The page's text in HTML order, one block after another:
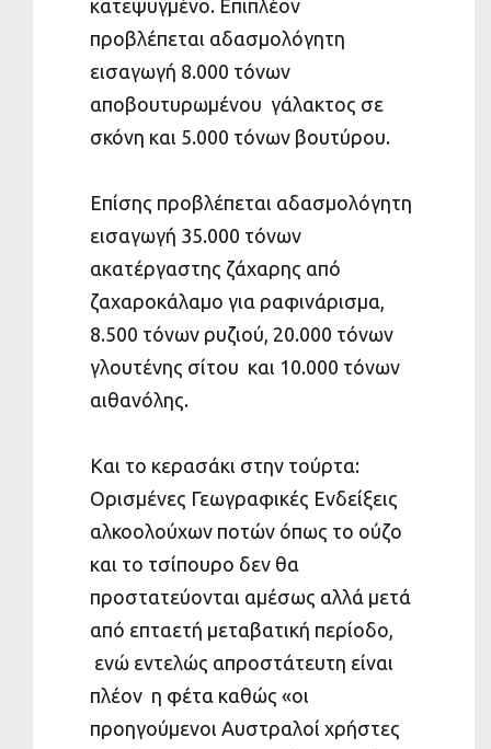
κατεψυγμένο. Επιπλέον
προβλέπεται αδασμολόγητη
εισαγωγή 8.000 τόνων
αποβουτυρωμένου γάλακτος σε
σκόνη και 5.000 τόνων βουτύρου.
Επίσης προβλέπεται αδασμολόγητη
εισαγωγή 35.000 τόνων
ακατέργαστης ζάχαρης από
ζαχαροκάλαμο για ραφινάρισμα,
8.500 τόνων ρυζιού, 20.000 τόνων
γλουτένης σίτου και 10.000 τόνων
αιθανόλης.
Και το κερασάκι στην τούρτα:
Ορισμένες Γεωγραφικές Ενδείξεις
αλκοολούχων ποτών όπως το ούζο
και το τσίπουρο δεν θα
προστατεύονται αμέσως αλλά μετά
από επταετή μεταβατική περίοδο,
ενώ εντελώς απροστάτευτη είναι
πλέον η φέτα καθώς «οι
προηγούμενοι Αυστραλοί χρήστες